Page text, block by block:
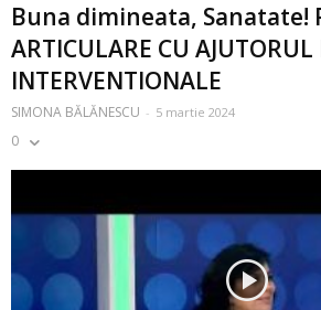
Buna dimineata, Sanatate!
ARTICULARE CU
INTERVENTIONALE
SIMONA BĂLĂNESCU - 5 martie 2024
0